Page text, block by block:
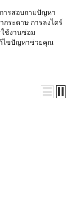
ารสอบถามปัญหา
กระดาษ การลงไดร์
ใช้งานซ่อม
ก้ไขปัญหาช่วยคุณ